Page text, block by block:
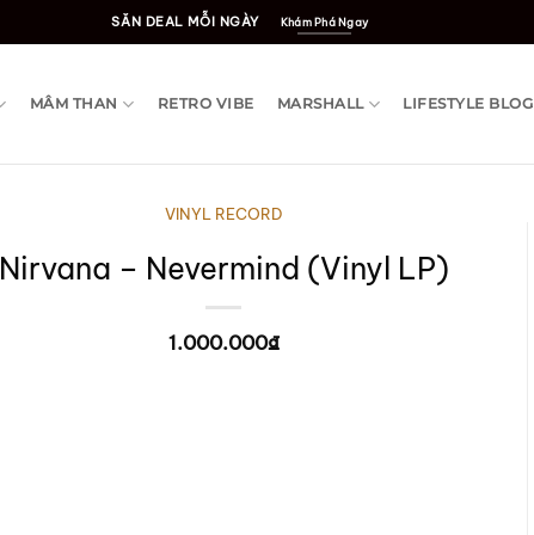
SĂN DEAL MỖI NGÀY Khám Phá Ngay
MÂM THAN RETRO VIBE MARSHALL LIFESTYLE BLOG
VINYL RECORD
Nirvana – Nevermind (Vinyl LP)
1.000.000₫